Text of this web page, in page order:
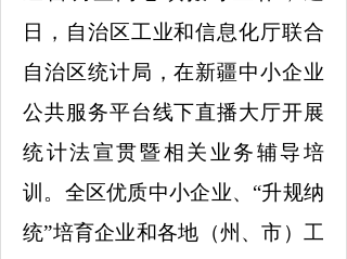
日，自治区工业和信息化厅联合
自治区统计局，在新疆中小企业
公共服务平台线下直播大厅开展
统计法宣贯暨相关业务辅导培
训。全区优质中小企业、“升规纳
统”培育企业和各地（州、市）工